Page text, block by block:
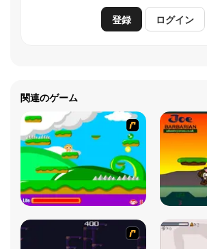
登録 ログイン
関連のゲーム